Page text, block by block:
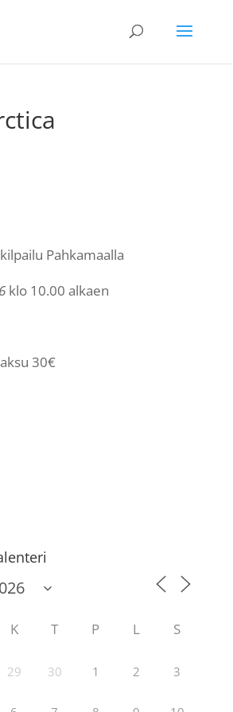
Pahkamaalla
klo 10.00 alkaen
30€
K T P L S
29 30 1 2 3